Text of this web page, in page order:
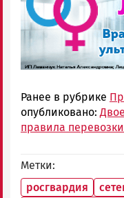
Ранее в рубрике
опубликовано:
правила
Метки
росгвардия